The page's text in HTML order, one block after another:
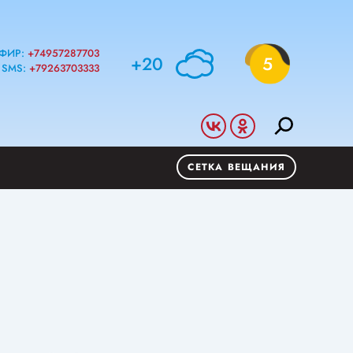
+74957287703
SMS: +79263703333 +20 5
СЕТКА ВЕЩАНИЯ